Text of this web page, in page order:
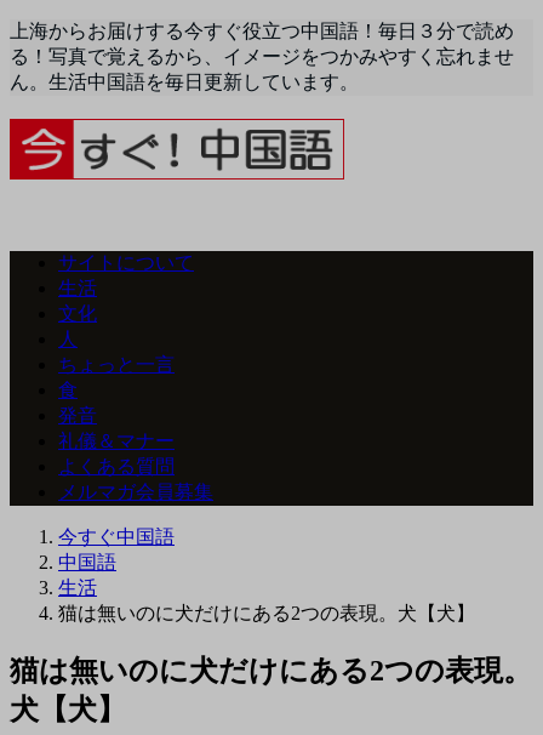
上海からお届けする今すぐ役立つ中国語！毎日３分で読め
る！写真で覚えるから、イメージをつかみやすく忘れませ
ん。生活中国語を毎日更新しています。
サイトについて
生活
文化
人
ちょっと一言
食
発音
礼儀＆マナー
よくある質問
メルマガ会員募集
今すぐ中国語
中国語
生活
猫は無いのに犬だけにある2つの表現。犬【犬】
猫は無いのに犬だけにある2つの表現。
犬【犬】